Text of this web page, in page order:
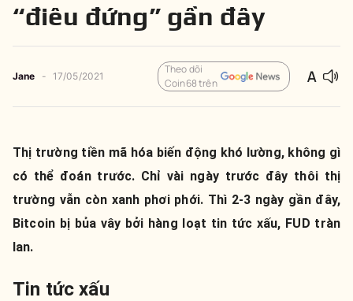
“điêu đứng” gần đây
Jane - 17/05/2021
Theo dõi
Coin68 trên
Thị trường tiền mã hóa biến động khó lường, không gì
có thể đoán trước. Chỉ vài ngày trước đây thôi thị
trường vẫn còn xanh phơi phới. Thì 2-3 ngày gần đây,
Bitcoin bị bủa vây bởi hàng loạt tin tức xấu, FUD tràn
lan.
Tin tức xấu